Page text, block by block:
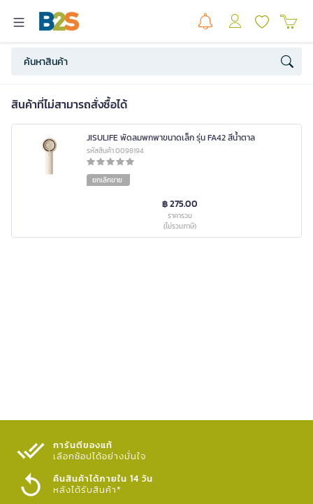
สินค้าที่ไม่สามารถสั่งซื้อได้
JISULIFE พัดลมพกพาขนาดเล็ก รุ่น FA42 สีน้ำตาล
รหัสสินค้า 0098194
ยกเลิกขาย
฿ 275.00
ราคารวม
(ไม่รวมภาษี)
การันตีของแท้
เลือกช้อปได้อย่างมั่นใจ​
คืนสินค้าได้ภายใน 14 วัน
หลังได้รับสินค้า*